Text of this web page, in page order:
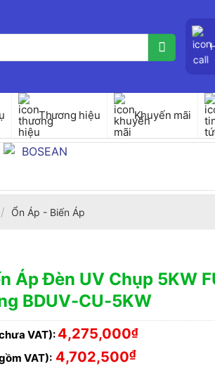
Thương hiệu Khuyến mãi
/ Ổn Áp - Biến Áp
Áp Đèn UV Chụp 5KW
BDUV-CU-5KW
VAT): 4,275,000₫
VAT): 4,702,500₫